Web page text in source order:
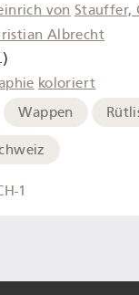
von Stauffer,
Albrecht
koloriert
Wappen
1